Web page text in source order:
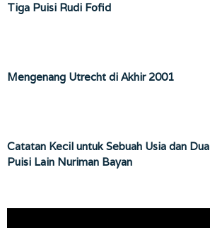
Tiga Puisi Rudi Fofid
Mengenang Utrecht di Akhir 2001
Catatan Kecil untuk Sebuah Usia dan Dua
Puisi Lain Nuriman Bayan